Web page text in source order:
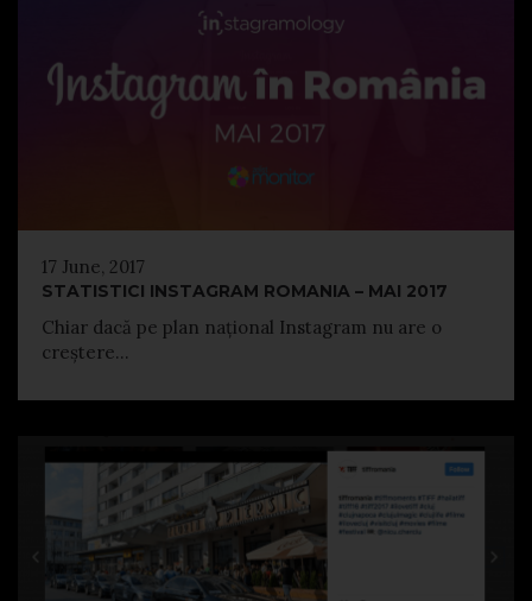
17 June, 2017
STATISTICI INSTAGRAM ROMANIA – MAI 2017
Chiar dacă pe plan național Instagram nu are o
creștere...